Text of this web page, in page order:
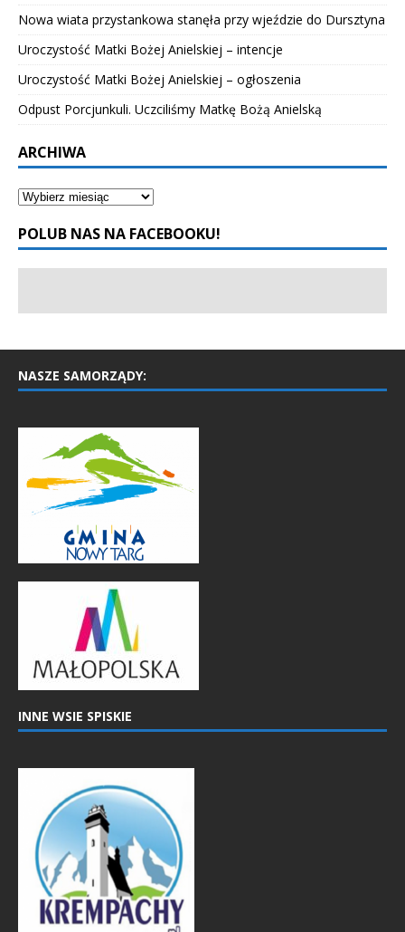
Nowa wiata przystankowa stanęła przy wjeździe do Dursztyna
Uroczystość Matki Bożej Anielskiej – intencje
Uroczystość Matki Bożej Anielskiej – ogłoszenia
Odpust Porcjunkuli. Uczciliśmy Matkę Bożą Anielską
ARCHIWA
POLUB NAS NA FACEBOOKU!
NASZE SAMORZĄDY:
INNE WSIE SPISKIE